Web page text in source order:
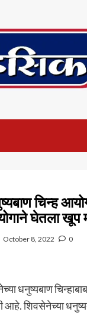
चिन्ह
घेतला खूप
October 8, 2022 0
धनुष्यबाण
शिवसेनेच्या